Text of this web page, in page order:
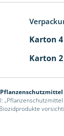
Karton
Karton